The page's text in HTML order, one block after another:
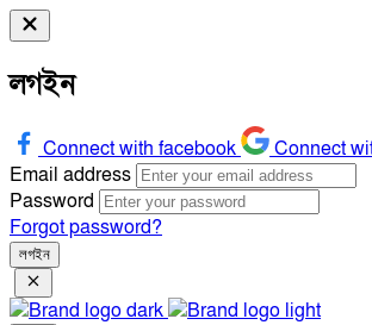
লগইন
Connect with facebook Connect
Email address
Password
Forgot password?
লগইন